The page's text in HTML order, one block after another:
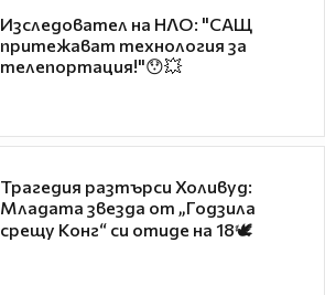
Изследовател на НЛО: "САЩ
притежават технология за
телепортация!"😯💥
Трагедия разтърси Холивуд:
Младата звезда от „Годзила
срещу Конг“ си отиде на 18🕊️